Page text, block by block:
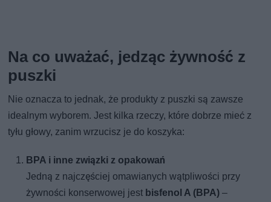
Na co uważać, jedząc żywność z
puszki
Nie oznacza to jednak, że produkty z puszki są zawsze
idealnym wyborem. Jest kilka rzeczy, które dobrze mieć z
tyłu głowy, zanim wrzucisz je do koszyka:
BPA i inne związki z opakowań
Jedną z najczęściej omawianych wątpliwości przy
żywności konserwowej jest bisfenol A (BPA) –